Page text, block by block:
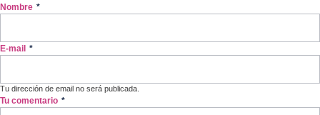
Nombre *
E-mail *
Tu dirección de email no será publicada.
Tu comentario *